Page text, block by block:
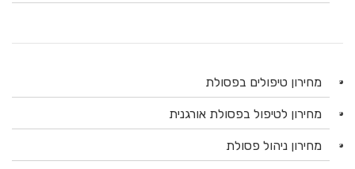
מחירון טיפולים בפסולת
מחירון לטיפול בפסולת אורגנית
מחירון ניהול פסולת